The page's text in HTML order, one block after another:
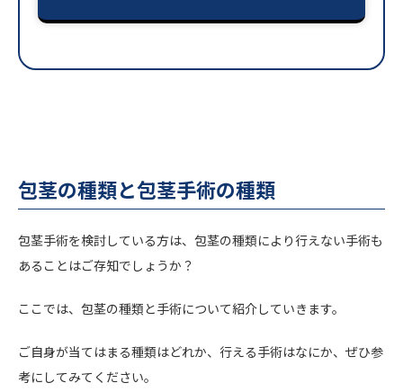
包茎の種類と包茎手術の種類
包茎手術を検討している方は、包茎の種類により行えない手術も
あることはご存知でしょうか？
ここでは、包茎の種類と手術について紹介していきます。
ご自身が当てはまる種類はどれか、行える手術はなにか、ぜひ参
考にしてみてください。